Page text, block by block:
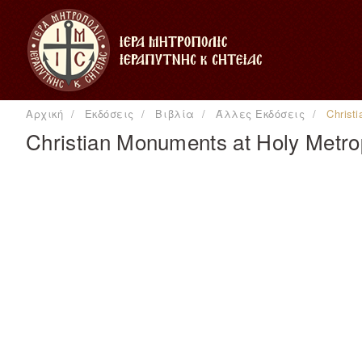
Αρχική Εκδόσεις Βιβλία Άλλες Εκδόσεις
Christian Monuments at Holy